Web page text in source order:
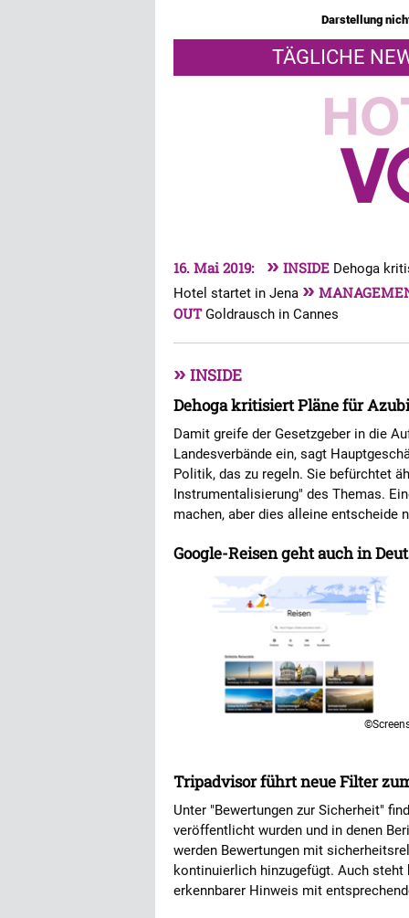
Darstellung
TÄGLICHE
16. Mai 2019: » INSIDE Dehoga
Hotel startet in Jena »
OUTGoldrausch in Cannes
» INSIDE
Dehoga kritisiert Pläne für
Damit greife der Gesetzgeber in die
Landesverbände ein, sagt
Politik, das zu regeln. Sie befürchtet
Instrumentalisierung" des Themas.
machen, aber dies alleine entscheide
Google-Reisen geht auch in
Tripadvisor führt neue Filter
Unter "Bewertungen zur Sicherheit"
veröffentlicht wurden und in denen
werden Bewertungen mit
kontinuierlich hinzugefügt. Auch
erkennbarer Hinweis mit